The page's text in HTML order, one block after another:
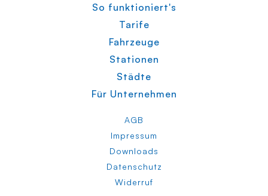
So funktioniert's
Tarife
Fahrzeuge
Stationen
Städte
Für Unternehmen
AGB
Impressum
Downloads
Datenschutz
Widerruf